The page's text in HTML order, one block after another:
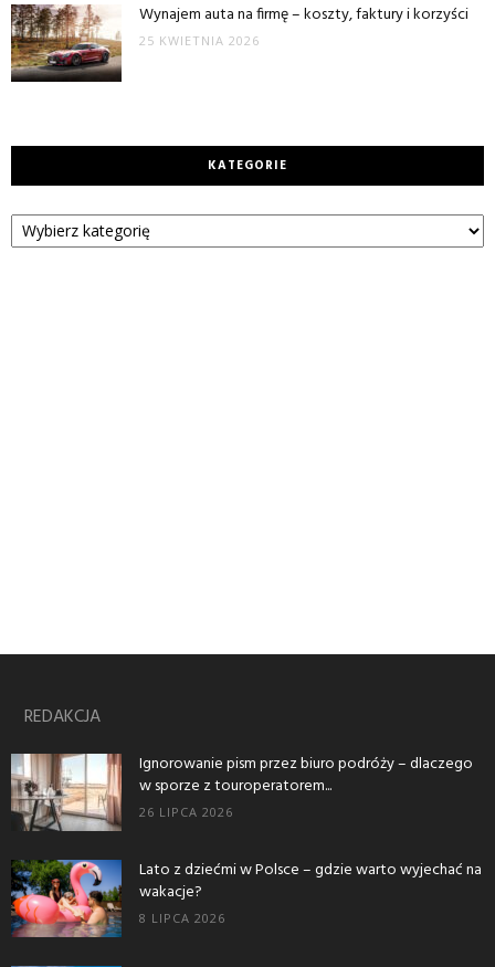
Wynajem auta na firmę – koszty, faktury i korzyści
25 KWIETNIA 2026
KATEGORIE
Kategorie
REDAKCJA
Ignorowanie pism przez biuro podróży – dlaczego
w sporze z touroperatorem...
26 LIPCA 2026
Lato z dziećmi w Polsce – gdzie warto wyjechać na
wakacje?
8 LIPCA 2026